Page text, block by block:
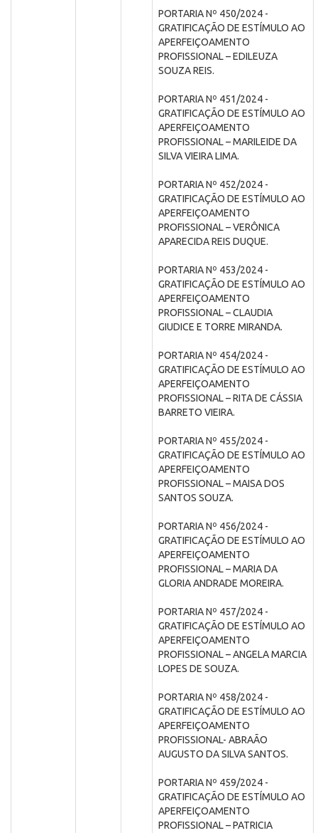
PORTARIA Nº 450/2024 -
GRATIFICAÇÃO DE ESTÍMULO AO
APERFEIÇOAMENTO
PROFISSIONAL – EDILEUZA
SOUZA REIS.
PORTARIA Nº 451/2024 -
GRATIFICAÇÃO DE ESTÍMULO AO
APERFEIÇOAMENTO
PROFISSIONAL – MARILEIDE DA
SILVA VIEIRA LIMA.
PORTARIA Nº 452/2024 -
GRATIFICAÇÃO DE ESTÍMULO AO
APERFEIÇOAMENTO
PROFISSIONAL – VERÔNICA
APARECIDA REIS DUQUE.
PORTARIA Nº 453/2024 -
GRATIFICAÇÃO DE ESTÍMULO AO
APERFEIÇOAMENTO
PROFISSIONAL – CLAUDIA
GIUDICE E TORRE MIRANDA.
PORTARIA Nº 454/2024 -
GRATIFICAÇÃO DE ESTÍMULO AO
APERFEIÇOAMENTO
PROFISSIONAL – RITA DE CÁSSIA
BARRETO VIEIRA.
PORTARIA Nº 455/2024 -
GRATIFICAÇÃO DE ESTÍMULO AO
APERFEIÇOAMENTO
PROFISSIONAL – MAISA DOS
SANTOS SOUZA.
PORTARIA Nº 456/2024 -
GRATIFICAÇÃO DE ESTÍMULO AO
APERFEIÇOAMENTO
PROFISSIONAL – MARIA DA
GLORIA ANDRADE MOREIRA.
PORTARIA Nº 457/2024 -
GRATIFICAÇÃO DE ESTÍMULO AO
APERFEIÇOAMENTO
PROFISSIONAL – ANGELA MARCIA
LOPES DE SOUZA.
PORTARIA Nº 458/2024 -
GRATIFICAÇÃO DE ESTÍMULO AO
APERFEIÇOAMENTO
PROFISSIONAL- ABRAÃO
AUGUSTO DA SILVA SANTOS.
PORTARIA Nº 459/2024 -
GRATIFICAÇÃO DE ESTÍMULO AO
APERFEIÇOAMENTO
PROFISSIONAL – PATRICIA